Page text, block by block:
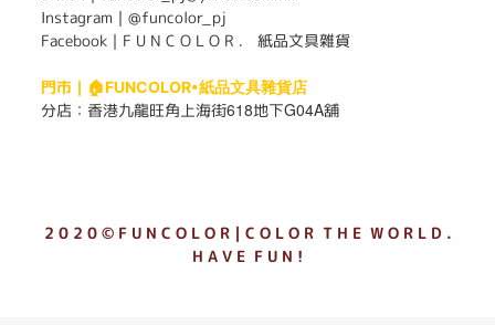
Instagram｜ @funcolor_pj
Facebook｜ F U N C O L O R ． 紙品文具雜貨
門市｜ 🏠FUNCOLOR•紙品文具雜貨店
分店： 香港九龍旺角上海街618地下G04A舖
2 0 2 0 © F U N C O L O R｜C O L O R T H E W O R L D .
H A V E F U N !